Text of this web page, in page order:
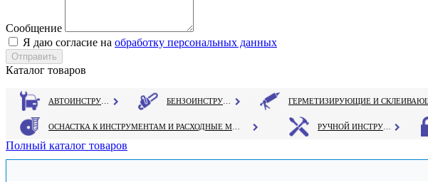
Сообщение
Я даю согласие на обработку персональных данных
Каталог товаров
Полный каталог товаров